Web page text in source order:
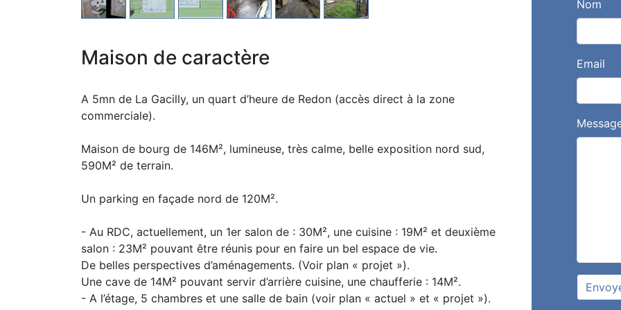
Maison de caractère
A 5mn de La Gacilly, un quart d’heure de Redon (accès direct à la zone
commerciale).
Maison de bourg de 146M², lumineuse, très calme, belle exposition nord sud,
590M² de terrain.
Un parking en façade nord de 120M².
- Au RDC, actuellement, un 1er salon de : 30M², une cuisine : 19M² et deuxième
salon : 23M² pouvant être réunis pour en faire un bel espace de vie.
De belles perspectives d’aménagements. (Voir plan « projet »).
Une cave de 14M² pouvant servir d’arrière cuisine, une chaufferie : 14M².
- A l’étage, 5 chambres et une salle de bain (voir plan « actuel » et « projet »).
Nom
Email